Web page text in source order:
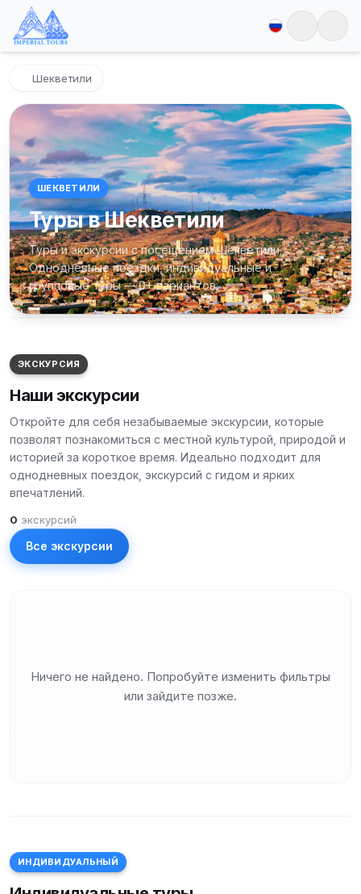
Шекветили
ШЕКВЕТИЛИ
Туры в Шекветили
Туры и экскурсии с посещением Шекветили.
Однодневные поездки, индивидуальные и
групповые туры — 0+ вариантов.
ЭКСКУРСИЯ
Наши экскурсии
Откройте для себя незабываемые экскурсии, которые
позволят познакомиться с местной культурой, природой и
историей за короткое время. Идеально подходит для
однодневных поездок, экскурсий с гидом и ярких
впечатлений.
0 экскурсий
Все экскурсии
Ничего не найдено. Попробуйте изменить фильтры
или зайдите позже.
ИНДИВИДУАЛЬНЫЙ